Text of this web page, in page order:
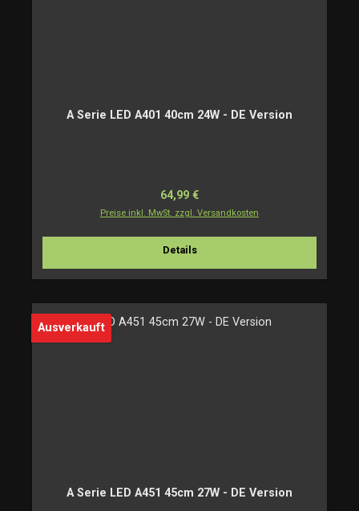
A Serie LED A401 40cm 24W - DE Version
Regulärer Preis:
64,99 €
Preise inkl. MwSt. zzgl. Versandkosten
Details
Ausverkauft
A Serie LED A451 45cm 27W - DE Version